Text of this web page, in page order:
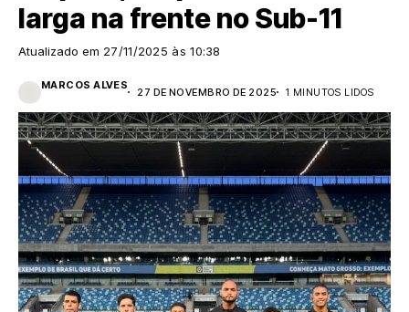
larga na frente no Sub-11
Atualizado em 27/11/2025 às 10:38
MARCOS ALVES
27 DE NOVEMBRO DE 2025 1 MINUTOS LIDOS